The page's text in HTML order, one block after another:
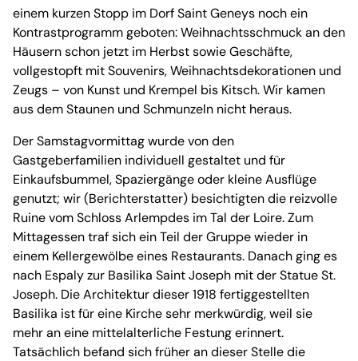
einem kurzen Stopp im Dorf Saint Geneys noch ein
Kontrastprogramm geboten: Weihnachtsschmuck an den
Häusern schon jetzt im Herbst sowie Geschäfte,
vollgestopft mit Souvenirs, Weihnachtsdekorationen und
Zeugs – von Kunst und Krempel bis Kitsch. Wir kamen
aus dem Staunen und Schmunzeln nicht heraus.
Der Samstagvormittag wurde von den
Gastgeberfamilien individuell gestaltet und für
Einkaufsbummel, Spaziergänge oder kleine Ausflüge
genutzt; wir (Berichterstatter) besichtigten die reizvolle
Ruine vom Schloss Arlempdes im Tal der Loire. Zum
Mittagessen traf sich ein Teil der Gruppe wieder in
einem Kellergewölbe eines Restaurants. Danach ging es
nach Espaly zur Basilika Saint Joseph mit der Statue St.
Joseph. Die Architektur dieser 1918 fertiggestellten
Basilika ist für eine Kirche sehr merkwürdig, weil sie
mehr an eine mittelalterliche Festung erinnert.
Tatsächlich befand sich früher an dieser Stelle die